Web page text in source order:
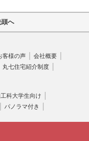
頭へ
客様の声
会社概要
丸七住宅紹介制度
科大学生向け
パノラマ付き